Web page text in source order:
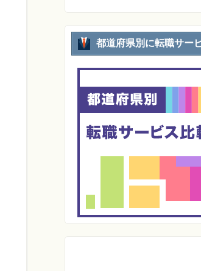
都道府県別に転職サー